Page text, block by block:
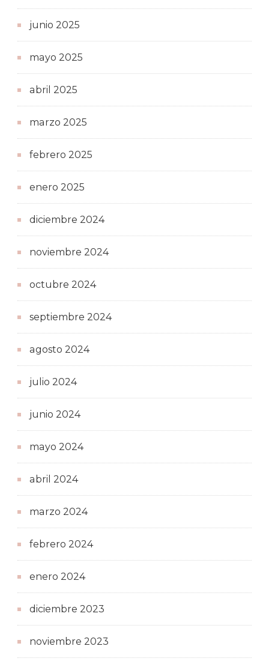
junio 2025
mayo 2025
abril 2025
marzo 2025
febrero 2025
enero 2025
diciembre 2024
noviembre 2024
octubre 2024
septiembre 2024
agosto 2024
julio 2024
junio 2024
mayo 2024
abril 2024
marzo 2024
febrero 2024
enero 2024
diciembre 2023
noviembre 2023